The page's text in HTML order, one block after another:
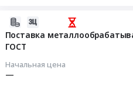
Поставка
ГОСТ
Начальная цена
—